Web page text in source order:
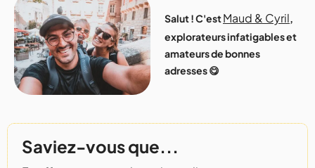
Salut ! C'estMaud & Cyril,
explorateurs infatigables et
amateurs de bonnes
adresses 😋
Saviez-vous que...